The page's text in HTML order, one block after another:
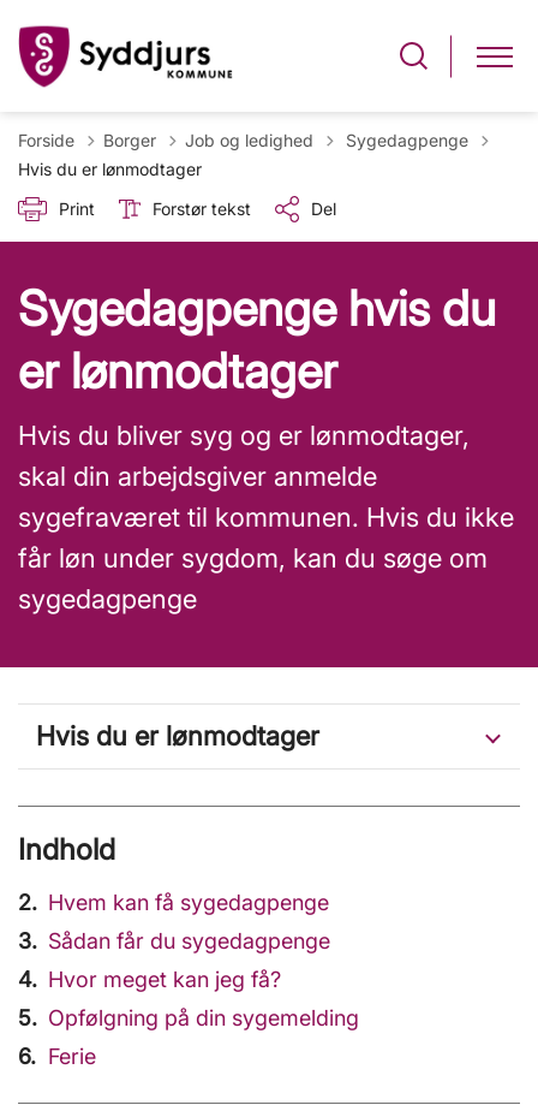
Forside Borger Job og ledighed Tilbage til
Sygedagpenge
Hvis du er lønmodtager
Print
Forstør tekst Del
Sygedagpenge hvis du
er lønmodtager
Hvis du bliver syg og er lønmodtager,
skal din arbejdsgiver anmelde
sygefraværet til kommunen. Hvis du ikke
får løn under sygdom, kan du søge om
sygedagpenge
Hvis du er lønmodtager
Indhold
Hvem kan få sygedagpenge
Sådan får du sygedagpenge
Hvor meget kan jeg få?
Opfølgning på din sygemelding
Ferie